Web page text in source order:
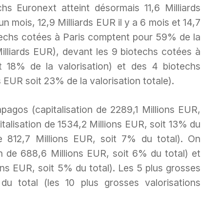
Euronext atteint désormais 11,6 Milliards
mois, 12,9 Milliards EUR il y a 6 mois et 14,7
cotées à Paris comptent pour 59% de la
EUR), devant les 9 biotechs cotées à
18% de la valorisation) et des 4 biotechs
soit 23% de la valorisation totale).
(capitalisation de 2289,1 Millions EUR,
de 1534,2 Millions EUR, soit 13% du
812,7 Millions EUR, soit 7% du total). On
de 688,6 Millions EUR, soit 6% du total) et
EUR, soit 5% du total). Les 5 plus grosses
total (les 10 plus grosses valorisations